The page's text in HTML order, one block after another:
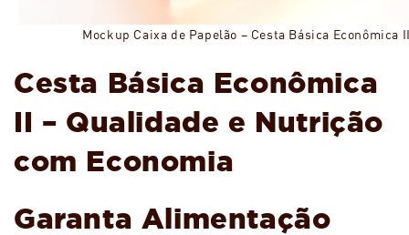
Mockup Caixa de Papelão – Cesta Básica Econômica
Cesta Básica Econômica
II – Qualidade e Nutrição
com Economia
Garanta Alimentação